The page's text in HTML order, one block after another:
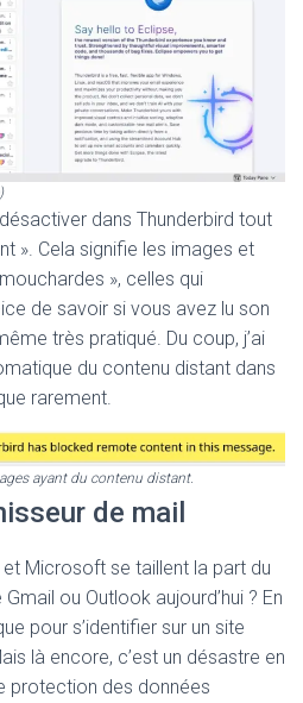
dans Thunderbird tout
». Cela signifie les images et
», celles qui
de savoir si vous avez lu son
très pratiqué. Du coup, j’ai
du contenu distant dans
rarement.
ayant du contenu distant.
de mail
Microsoft se taillent la part du
Gmail ou Outlook aujourd’hui ? En
pour s’identifier sur un site
là encore, c’est un désastre en
protection des données